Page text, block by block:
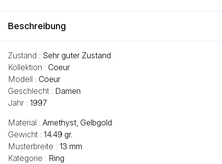
Beschreibung
Zustand : Sehr guter Zustand
Kollektion : Coeur
Modell : Coeur
Geschlecht : Damen
Jahr : 1997
Material : Amethyst, Gelbgold
Gewicht : 14.49 gr.
Musterbreite : 13 mm
Kategorie : Ring